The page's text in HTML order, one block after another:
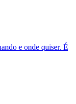
e onde quiser. É